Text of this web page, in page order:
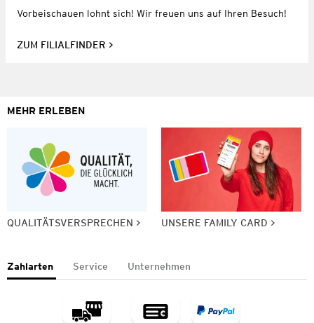
Vorbeischauen lohnt sich! Wir freuen uns auf Ihren Besuch!
ZUM FILIALFINDER
MEHR ERLEBEN
QUALITÄTSVERSPRECHEN UNSERE FAMILY CARD
Zahlarten Service Unternehmen